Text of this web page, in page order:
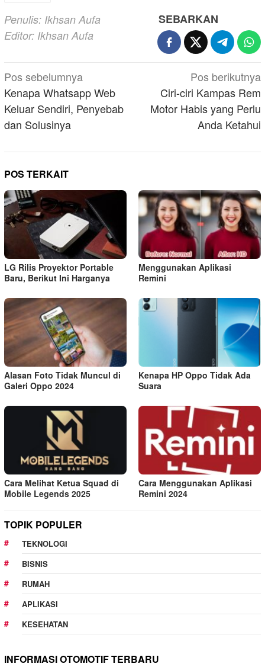
Penulis: Ikhsan Aufa
Editor: Ikhsan Aufa
SEBARKAN
Navigasi
pos
Pos sebelumnya
Kenapa Whatsapp Web
Keluar Sendiri, Penyebab
dan Solusinya
Pos berikutnya
Ciri-ciri Kampas Rem
Motor Habis yang Perlu
Anda Ketahui
POS TERKAIT
LG Rilis Proyektor Portable
Baru, Berikut Ini Harganya
Menggunakan Aplikasi
Remini
Alasan Foto Tidak Muncul di
Galeri Oppo 2024
Kenapa HP Oppo Tidak Ada
Suara
Cara Melihat Ketua Squad di
Mobile Legends 2025
Cara Menggunakan Aplikasi
Remini 2024
TOPIK POPULER
TEKNOLOGI
BISNIS
RUMAH
APLIKASI
KESEHATAN
INFORMASI OTOMOTIF TERBARU